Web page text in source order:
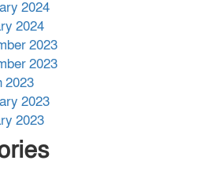
2024
2024
2023
2023
2023
2023
2023